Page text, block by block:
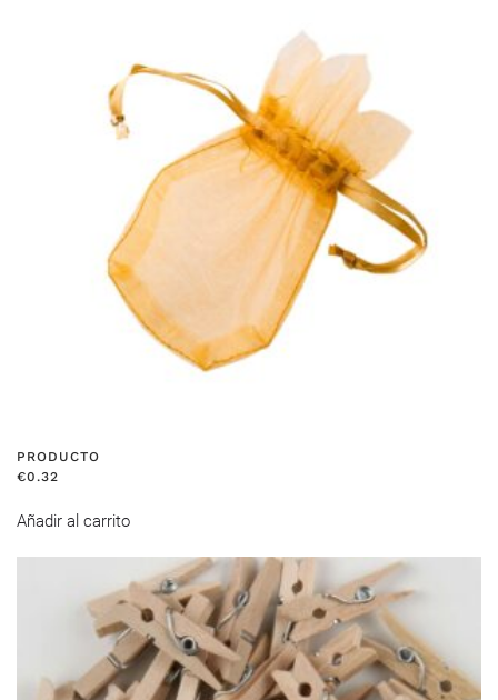
PRODUCTO
€0.32
Añadir al carrito